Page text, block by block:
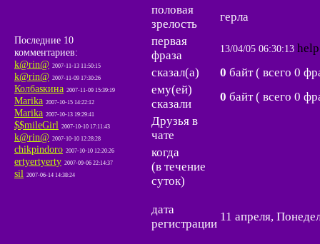
Последние 10
комментариев:
k@rin@ 2007-11-13 11:50:15
k@rin@ 2007-11-09 17:30:26
Колбаsкина 2007-11-09 15:39:19
Marikа 2007-10-15 14:22:12
Marikа 2007-10-13 19:29:41
$$mileGirl 2007-10-10 17:11:43
k@rin@ 2007-10-10 12:28:28
chikpindoro 2007-10-10 12:20:26
ertyertyerty 2007-09-06 22:14:37
sil 2007-06-14 14:38:24
половая
зрелость
герла
первая
фраза
13/04/05 06:30:13 help
сказал(а)
0 байт ( всего 0
ему(ей)
сказали
0 байт ( всего 0
Друзья в
чате
когда
(в течение
суток)
дата
регистрации
11 апреля,